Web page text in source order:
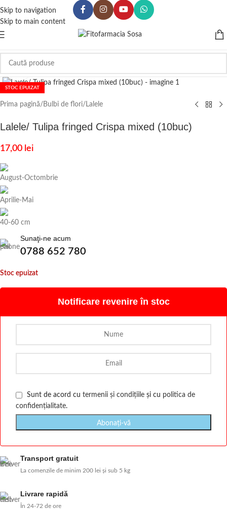
Skip to navigation
Skip to main content
STOC EPUIZAT
Prima pagină/ Bulbi de flori/ Lalele
Lalele/ Tulipa fringed Crispa mixed (10buc)
17,00 lei
August-Octombrie
Aprilie-Mai
40-60 cm
Sunaţi-ne acum
0788 652 780
Stoc epuizat
Notificare revenire în stoc
Sunt de acord cu termenii și condițiile și cu politica de
confidențialitate.
Transport gratuit
La comenzile de minim 200 lei și sub 5 kg
Livrare rapidă
În 24-72 de ore